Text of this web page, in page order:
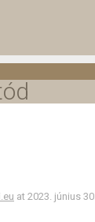
at 2023. június 30.